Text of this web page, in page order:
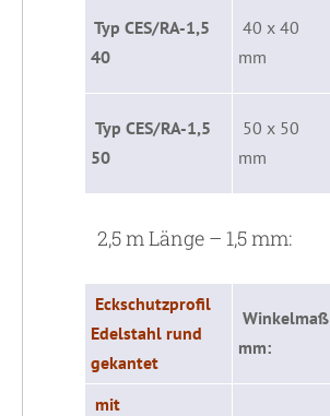
Typ CES/RA-1,5
40
40 x 40
mm
Typ CES/RA-1,5
50
50 x 50
mm
2,5 m Länge – 1,5 mm:
Eckschutzprofil
Edelstahl rund
gekantet
Winkelmaß
mm:
mit